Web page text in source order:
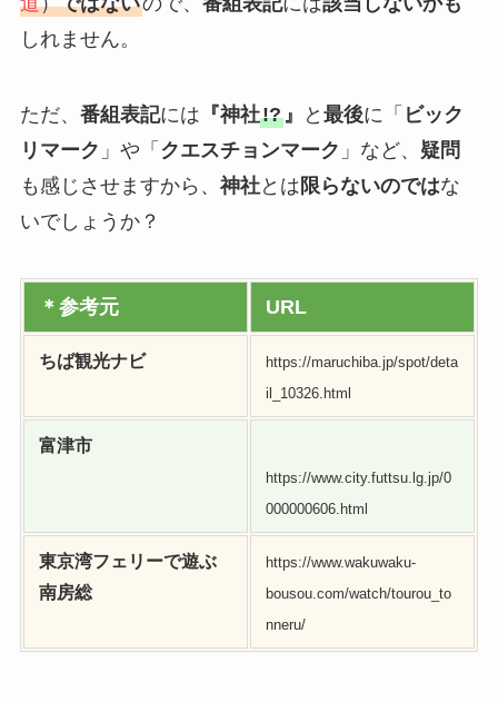
しれません。
ただ、 番組表記には 『神社!?』 と 最後に「 ビック
リマーク 」や「 クエスチョンマーク 」など、 疑問
も感じさせますから、 神社とは 限らないのではな
いでしょうか？
＊参考元 URL
ちば観光ナビ
https://maruchiba.jp/spot/deta
il_10326.html
富津市
https://www.city.futtsu.lg.jp/0
000000606.html
東京湾フェリーで遊ぶ
南房総
https://www.wakuwaku-
bousou.com/watch/tourou_to
nneru/